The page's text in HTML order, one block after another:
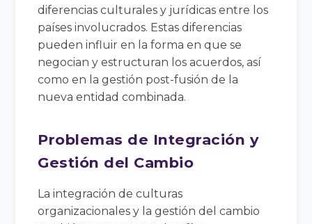
diferencias culturales y jurídicas entre los
países involucrados. Estas diferencias
pueden influir en la forma en que se
negocian y estructuran los acuerdos, así
como en la gestión post-fusión de la
nueva entidad combinada.
Problemas de Integración y
Gestión del Cambio
La integración de culturas
organizacionales y la gestión del cambio